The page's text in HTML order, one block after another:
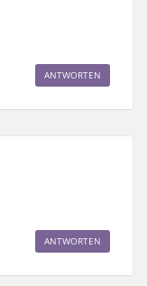
ANTWORTEN
ANTWORTEN